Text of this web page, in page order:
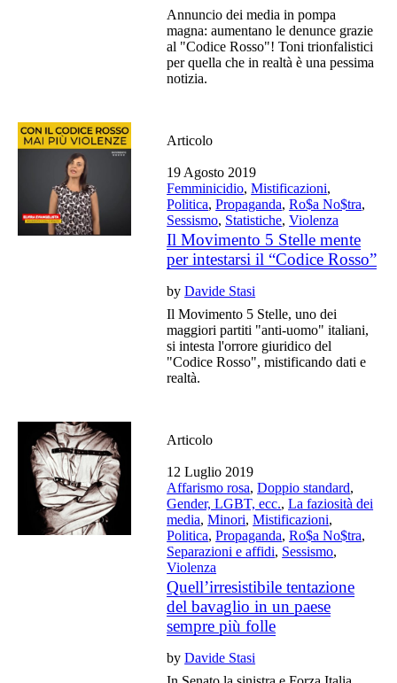
Annuncio dei media in pompa
magna: aumentano le denunce grazie
al "Codice Rosso"! Toni trionfalistici
per quella che in realtà è una pessima
notizia.
Articolo
19 Agosto 2019
Femminicidio,Mistificazioni,
Politica,Propaganda,Ro$a No$tra,
Sessismo, Statistiche,Violenza
Il Movimento 5 Stelle mente
per intestarsi il “Codice Rosso”
byDavide Stasi
Il Movimento 5 Stelle, uno dei
maggiori partiti "anti-uomo" italiani,
si intesta l'orrore giuridico del
"Codice Rosso", mistificando dati e
realtà.
Articolo
12 Luglio 2019
Affarismo rosa,Doppio standard,
Gender, LGBT, ecc.,La faziosità dei
media,Minori,Mistificazioni,
Politica,Propaganda,Ro$a No$tra,
Separazioni e affidi, Sessismo,
Violenza
Quell’irresistibile tentazione
del bavaglio in un paese
sempre più folle
byDavide Stasi